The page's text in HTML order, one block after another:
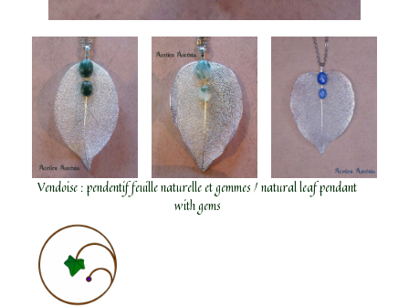
Vendoise : pendentif feuille naturelle et gemmes / natural leaf pendant
with gems